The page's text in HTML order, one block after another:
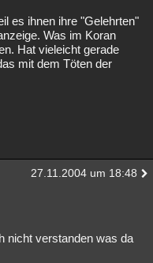
es ihnen ihre "Gelehrten"
Was im Koran
Hat vieleicht gerade
mit dem Töten der
27.11.2004 um 18:48
nicht verstanden was da